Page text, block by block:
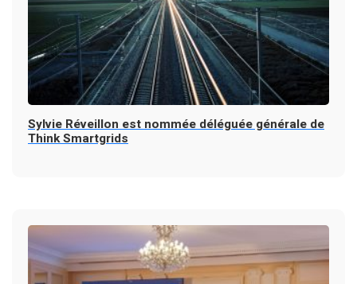
Sylvie Réveillon est nommée déléguée générale de
Think Smartgrids